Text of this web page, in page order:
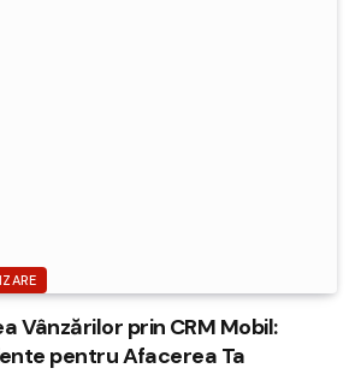
Vânzărilor prin CRM Mobil:
pentru Afacerea Ta